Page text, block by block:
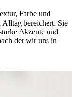
Farbe und
Alltag bereichert. Sie
Akzente und
der wir uns in